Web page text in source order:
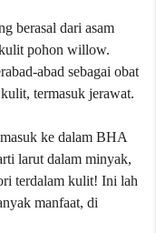
berasal dari asam
pohon willow.
abad sebagai obat
termasuk jerawat.
ke dalam BHA
larut dalam minyak,
terdalam kulit! Ini lah
manfaat, di